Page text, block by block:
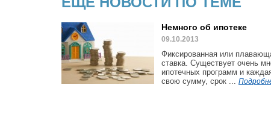
Немного об ипотеке
09.10.2013
Фиксированная или
ставка. Существует очень
ипотечных программ и
свою сумму, срок ...